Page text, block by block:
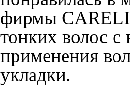
фирмы
тонких волос
применения
укладки.